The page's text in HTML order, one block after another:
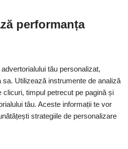
performanța
tău personalizat,
Utilizează instrumente de analiză
clicuri, timpul petrecut pe pagină și
tău. Aceste informații te vor
strategiile de personalizare